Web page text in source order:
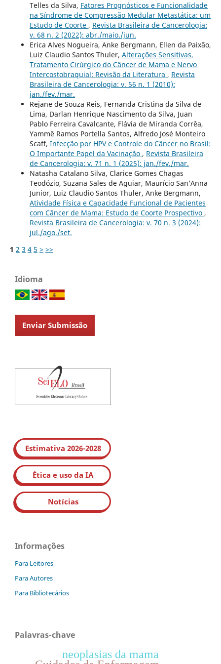
Telles da Silva, Fatores Prognósticos e Funcionalidade
na Síndrome de Compressão Medular Metastática: um
Estudo de Coorte , Revista Brasileira de Cancerologia:
v. 68 n. 2 (2022): abr./maio./jun.
Erica Alves Nogueira, Anke Bergmann, Ellen da Paixão,
Luiz Claudio Santos Thuler, Alterações Sensitivas,
Tratamento Cirúrgico do Câncer de Mama e Nervo
Intercostobraquial: Revisão da Literatura , Revista
Brasileira de Cancerologia: v. 56 n. 1 (2010):
jan./fev./mar.
Rejane de Souza Reis, Fernanda Cristina da Silva de
Lima, Darlan Henrique Nascimento da Silva, Juan
Pablo Ferreira Cavalcante, Flávia de Miranda Corrêa,
Yammê Ramos Portella Santos, Alfredo José Monteiro
Scaff, Infecção por HPV e Controle do Câncer no Brasil:
O Importante Papel da Vacinação , Revista Brasileira
de Cancerologia: v. 71 n. 1 (2025): jan./fev./mar.
Natasha Catalano Silva, Clarice Gomes Chagas
Teodózio, Suzana Sales de Aguiar, Maurício San’Anna
Junior, Luiz Claudio Santos Thuler, Anke Bergmann,
Atividade Física e Capacidade Funcional de Pacientes
com Câncer de Mama: Estudo de Coorte Prospectivo ,
Revista Brasileira de Cancerologia: v. 70 n. 3 (2024):
jul./ago./set.
1 2 3 4 5 > >>
Idioma
Enviar Submissão
Estimativa 2026-2028
Ética e uso da IA
Notícias
Informações
Para Leitores
Para Autores
Para Bibliotecários
Palavras-chave
neoplasias da mama